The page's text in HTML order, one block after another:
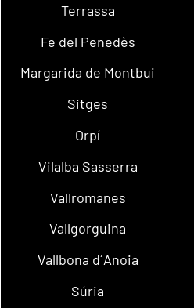
Terrassa
Fe del Penedès
Margarida de Montbui
Sitges
Orpí
Vilalba Sasserra
Vallromanes
Vallgorguina
Vallbona d´Anoia
Súria